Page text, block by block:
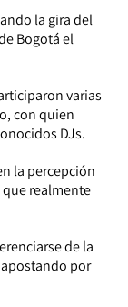
la gira del
Bogotá el
varias
con quien
DJs.
la percepción
realmente
de la
por